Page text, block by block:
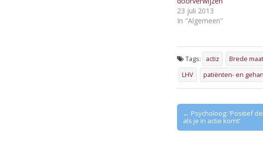
23 juli 2013
In "Algemeen"
Tags: actiz Brede
LHV
patiënten- en
Post
navigation
← Psycholoog: ‘Positief
als je in actie komt’